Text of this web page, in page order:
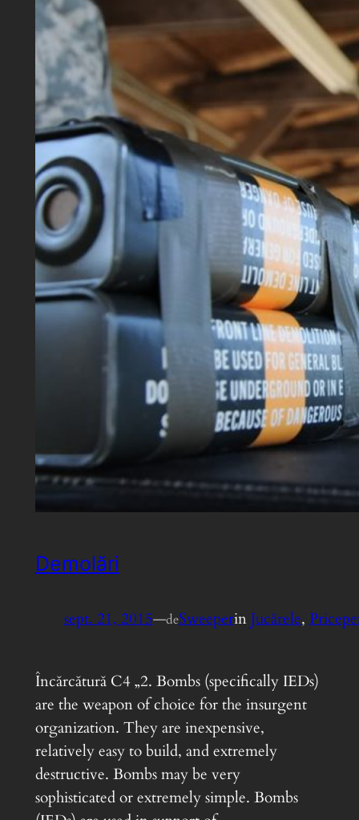
Demolări
sept. 21, 2015—deSweeperinJucărele,
Încărcătură C4 „2. Bombs (specifically IEDs)
are the weapon of choice for the insurgent
organization. They are inexpensive,
relatively easy to build, and extremely
destructive. Bombs may be very
sophisticated or extremely simple. Bombs